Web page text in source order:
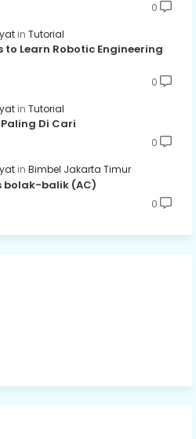
0
Tutorial
to Learn Robotic Engineering
0
Tutorial
Di Cari
0
Bimbel Jakarta Timur
bolak-balik (AC)
0